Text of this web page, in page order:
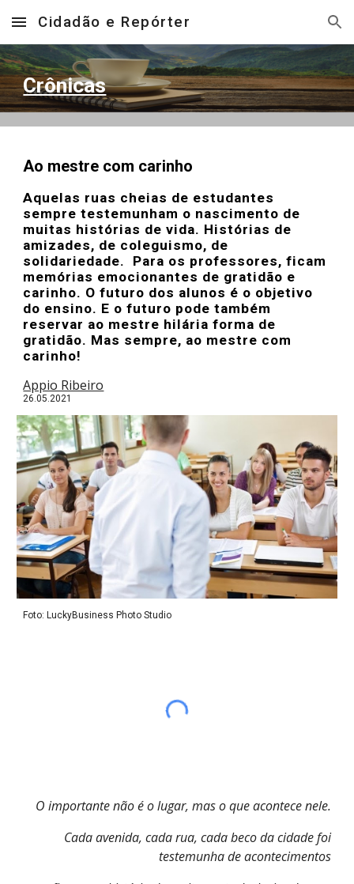
Skip to main content Skip to navigation
Cidadão e Repórter
Crônicas
Ao mestre com carinho
Aquelas ruas cheias de estudantes
sempre testemunham o nascimento de
muitas histórias de vida. Histórias de
amizades, de coleguismo, de
solidariedade. Para os professores, ficam
memórias emocionantes de gratidão e
carinho. O futuro dos alunos é o objetivo
do ensino. E o futuro pode também
reservar ao mestre hilária forma de
gratidão. Mas sempre, ao mestre com
carinho!
Appio Ribeiro
26.05.2021
Foto:LuckyBusiness Photo Studio
O importante não é o lugar, mas o que acontece nele.
Cada avenida, cada rua, cada beco da cidade foi
testemunha de acontecimentos